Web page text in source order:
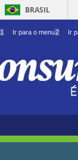
BRASIL
1 Ir para o menu2 Ir